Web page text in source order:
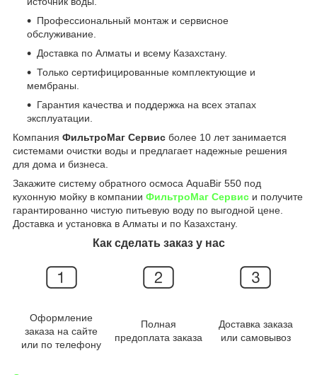
Профессиональный монтаж и сервисное
обслуживание.
Доставка по Алматы и всему Казахстану.
Только сертифицированные комплектующие и
мембраны.
Гарантия качества и поддержка на всех этапах
эксплуатации.
Компания ФильтроМаг Сервис более 10 лет занимается
системами очистки воды и предлагает надежные решения
для дома и бизнеса.
Закажите систему обратного осмоса AquaBir 550 под
кухонную мойку в компании ФильтроМаг Сервис и получите
гарантированно чистую питьевую воду по выгодной цене.
Доставка и установка в Алматы и по Казахстану.
Как сделать заказ у нас
Оформление
заказа на сайте
или по телефону
Полная
предоплата заказа
Доставка заказа
или самовывоз